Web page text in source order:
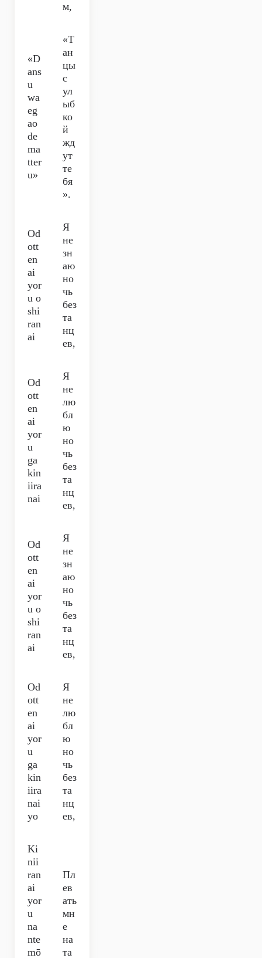
м,
«D
ans
u
wa
eg
ao
de
ma
tter
u»
«Т
ан
цы
с
ул
ыб
ко
й
жд
ут
те
бя
».
Od
ott
en
ai
yor
u o
shi
ran
ai
Я
не
зн
аю
но
чь
без
та
нц
ев,
Od
ott
en
ai
yor
u
ga
kin
iira
nai
Я
не
лю
бл
ю
но
чь
без
та
нц
ев,
Od
ott
en
ai
yor
u o
shi
ran
ai
Я
не
зн
аю
но
чь
без
та
нц
ев,
Od
ott
en
ai
yor
u
ga
kin
iira
nai
yo
Я
не
лю
бл
ю
но
чь
без
та
нц
ев,
Ki
nii
ran
ai
yor
u
na
nte
mō
Пл
ев
ать
мн
е
на
та